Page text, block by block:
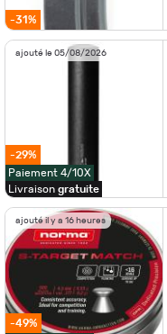
-31%
ajouté le 05/08/2026
-29%
Paiement 4/10X
Livraison gratuite
ajouté il y a 16 heures
-49%